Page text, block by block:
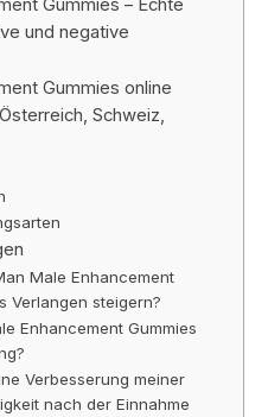
Gummies – Echte
und negative
Gummies online
Schweiz,
Male Enhancement
Verlangen steigern?
Enhancement Gummies
Verbesserung meiner
nach der Einnahme